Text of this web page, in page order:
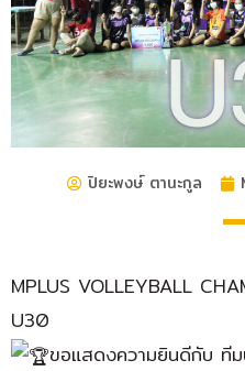
ปิยะพงษ์ ตานะกูล
MPLUS VOLLEYBALL
U30
ขอแสดงความยินดีกับ ที